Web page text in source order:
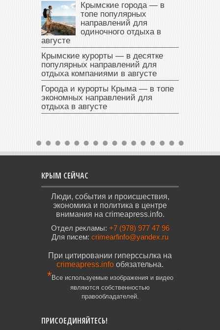
Крымские города — в
топе популярных
направлений для
одиночного отдыха в
августе
Крымские курорты — в десятке
популярных направлений для
отдыха компаниями в августе
Города и курорты Крыма — в топе
экономных направлений для
отдыха в августе
КРЫМ СЕЙЧАС
Люди, события и происшествия,
экономика и политика в центре
внимания на crimeapress.info.
Отдел рекламы: +7 (978) 977 47 96
Для писем: crimearfinfo@yandex.ru
При цитировании гиперссылка на
crimeapress.info обязательна.
*Все используемые изображения и видео
являются собственностью
правообладателей.
ПРИСОЕДИНЯЙТЕСЬ!